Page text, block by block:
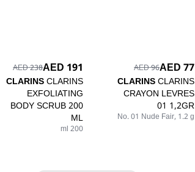
77 AED
96 AED
CLARINSCLARINS
CRAYON LEVRES
01 1,2GR
No. 01 Nude Fair, 1.2 g
191 AED
238 AED
CLARINSCLARINS
EXFOLIATING
BODY SCRUB 200
ML
200 ml